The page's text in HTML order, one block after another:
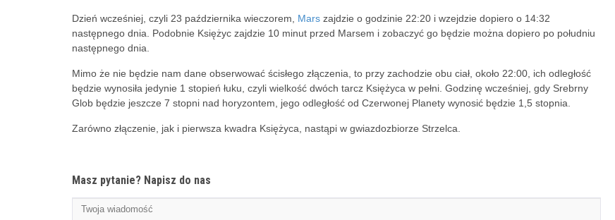
Dzień wcześniej, czyli 23 października wieczorem, Mars zajdzie o godzinie 22:20 i wzejdzie dopiero o 14:32
następnego dnia. Podobnie Księżyc zajdzie 10 minut przed Marsem i zobaczyć go będzie można dopiero po południu
następnego dnia.
Mimo że nie będzie nam dane obserwować ścisłego złączenia, to przy zachodzie obu ciał, około 22:00, ich odległość
będzie wynosiła jedynie 1 stopień łuku, czyli wielkość dwóch tarcz Księżyca w pełni. Godzinę wcześniej, gdy Srebrny
Glob będzie jeszcze 7 stopni nad horyzontem, jego odległość od Czerwonej Planety wynosić będzie 1,5 stopnia.
Zarówno złączenie, jak i pierwsza kwadra Księżyca, nastąpi w gwiazdozbiorze Strzelca.
Masz pytanie? Napisz do nas